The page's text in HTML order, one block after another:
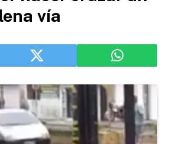
vía